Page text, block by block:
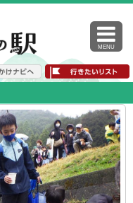
MENU